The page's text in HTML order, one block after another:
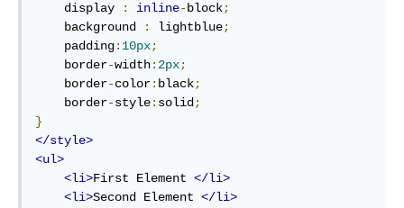
    display
: inline-block;
    background
: lightblue;
    padding
: 10px;
    border
-width: 2px;
    border
-color: black;
    border
-style: solid;
}
</style>
<ul>
<li>First Element </li>
<li>Second Element </li>